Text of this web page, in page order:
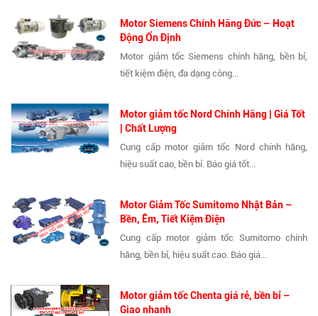
Motor Siemens Chính Hãng Đức – Hoạt
Động Ổn Định
Motor giảm tốc Siemens chính hãng, bền bỉ,
tiết kiệm điện, đa dạng công...
Motor giảm tốc Nord Chính Hãng | Giá Tốt
| Chất Lượng
Cung cấp motor giảm tốc Nord chính hãng,
hiệu suất cao, bền bỉ. Báo giá tốt...
Motor Giảm Tốc Sumitomo Nhật Bản –
Bền, Êm, Tiết Kiệm Điện
Cung cấp motor giảm tốc Sumitomo chính
hãng, bền bỉ, hiệu suất cao. Báo giá...
Motor giảm tốc Chenta giá rẻ, bền bỉ –
Giao nhanh